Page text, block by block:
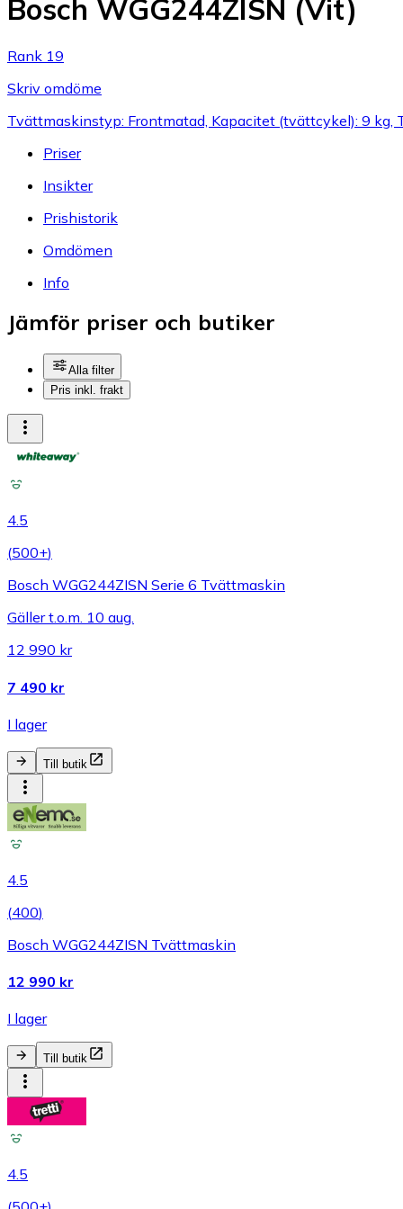
Bosch WGG244ZISN (Vit)
Rank 19
Skriv omdöme
Tvättmaskinstyp: Frontmatad, Kapacitet (tvättcykel): 9 kg,
Priser
Insikter
Prishistorik
Omdömen
Info
Jämför priser och butiker
Alla filter
Pris inkl. frakt
4.5
(500+)
Bosch WGG244ZISN Serie 6 Tvättmaskin
Gäller t.o.m. 10 aug.
12 990 kr
7 490 kr
I lager
Till butik
4.5
(400)
Bosch WGG244ZISN Tvättmaskin
12 990 kr
I lager
Till butik
4.5